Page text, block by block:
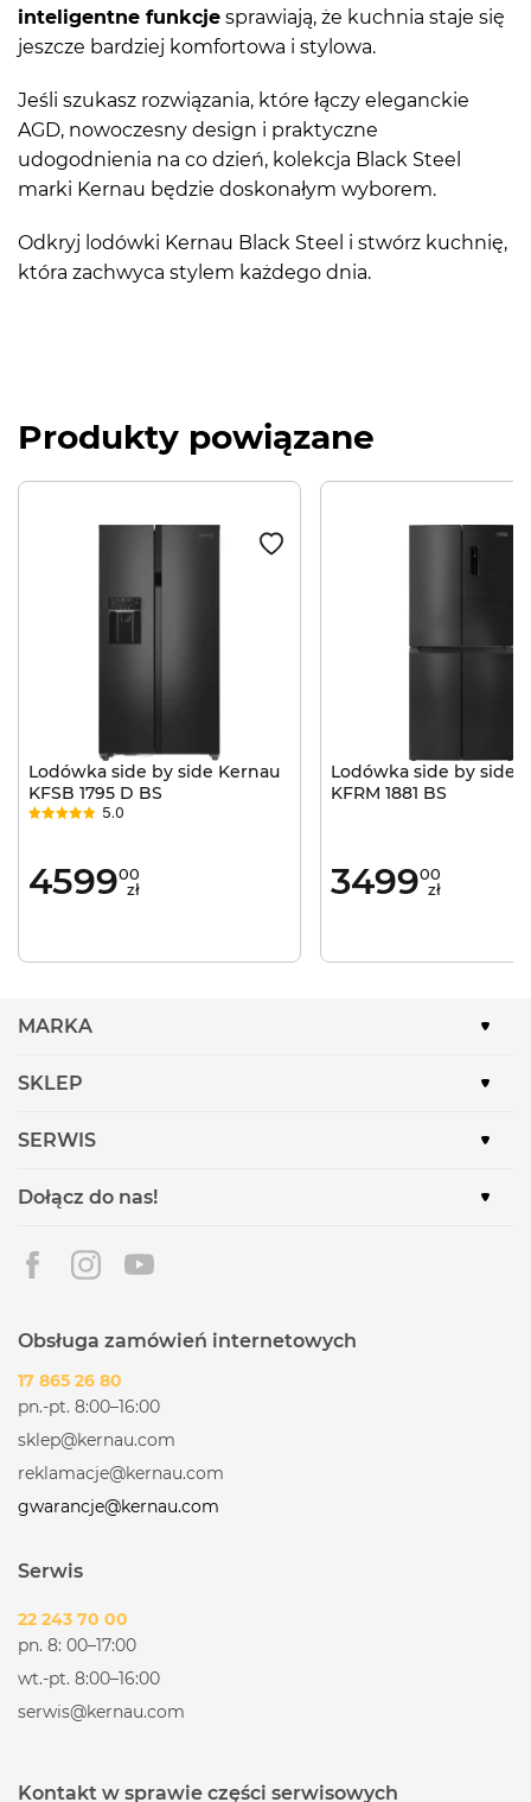
inteligentne funkcje sprawiają, że kuchnia staje się
jeszcze bardziej komfortowa i stylowa.
Jeśli szukasz rozwiązania, które łączy eleganckie
AGD, nowoczesny design i praktyczne
udogodnienia na co dzień, kolekcja Black Steel
marki Kernau będzie doskonałym wyborem.
Odkryj lodówki Kernau Black Steel i stwórz kuchnię,
która zachwyca stylem każdego dnia.
Produkty powiązane
Lodówka side by side Kernau
KFSB 1795 D BS
5.0
459900
zł
Lodówka side by side
KFRM 1881 BS
349900
zł
MARKA
SKLEP
SERWIS
Dołącz do nas!
Obsługa zamówień internetowych
17 865 26 80
pn.-pt. 8:00–16:00
sklep@kernau.com
reklamacje@kernau.com
gwarancje@kernau.com
Serwis
22 243 70 00
pn. 8: 00–17:00
wt.-pt. 8:00–16:00
serwis@kernau.com
Kontakt w sprawie części serwisowych